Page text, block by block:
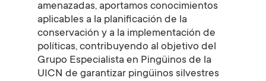
amenazadas, aportamos conocimientos
aplicables a la planificación de la
conservación y a la implementación de
políticas, contribuyendo al objetivo del
Grupo Especialista en Pingüinos de la
UICN de garantizar pingüinos silvestres